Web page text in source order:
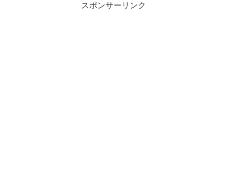
スポンサーリンク